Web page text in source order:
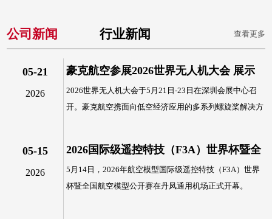
公司新闻 行业新闻 查看更多
05-21
2026
豪克航空参展2026世界无人机大会 展示
低空经济应用螺旋桨技术
2026世界无人机大会于5月21日-23日在深圳会展中心召
开。豪克航空携面向低空经济应用的多系列螺旋桨解决方
05-15
2026
2026国际级遥控特技（F3A）世界杯暨全
国航空模型公开赛开赛，FALCON螺旋桨
5月14日，2026年航空模型国际级遥控特技（F3A）世界
杯暨全国航空模型公开赛在丹凤通用机场正式开幕。